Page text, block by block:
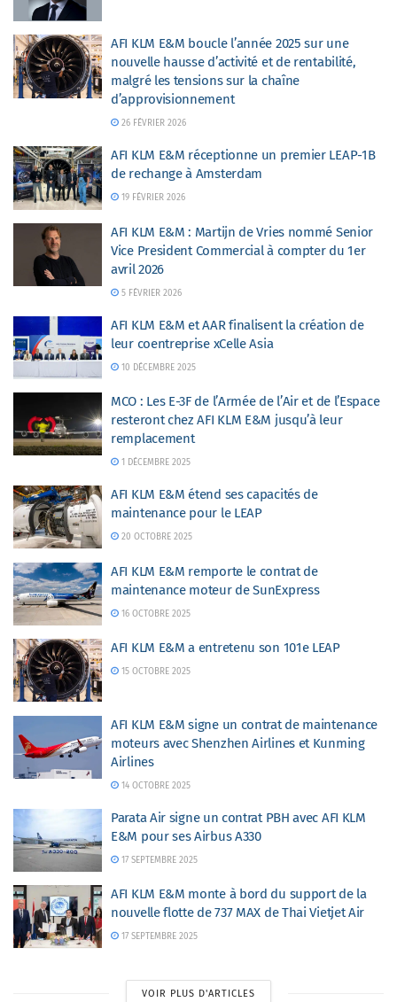
AFI KLM E&M boucle l’année 2025 sur une
nouvelle hausse d’activité et de rentabilité,
malgré les tensions sur la chaîne
d’approvisionnement
26 FÉVRIER 2026
AFI KLM E&M réceptionne un premier LEAP-1B
de rechange à Amsterdam
19 FÉVRIER 2026
AFI KLM E&M : Martijn de Vries nommé Senior
Vice President Commercial à compter du 1er
avril 2026
5 FÉVRIER 2026
AFI KLM E&M et AAR finalisent la création de
leur coentreprise xCelle Asia
10 DÉCEMBRE 2025
MCO : Les E-3F de l’Armée de l’Air et de l’Espace
resteront chez AFI KLM E&M jusqu’à leur
remplacement
1 DÉCEMBRE 2025
AFI KLM E&M étend ses capacités de
maintenance pour le LEAP
20 OCTOBRE 2025
AFI KLM E&M remporte le contrat de
maintenance moteur de SunExpress
16 OCTOBRE 2025
AFI KLM E&M a entretenu son 101e LEAP
15 OCTOBRE 2025
AFI KLM E&M signe un contrat de maintenance
moteurs avec Shenzhen Airlines et Kunming
Airlines
14 OCTOBRE 2025
Parata Air signe un contrat PBH avec AFI KLM
E&M pour ses Airbus A330
17 SEPTEMBRE 2025
AFI KLM E&M monte à bord du support de la
nouvelle flotte de 737 MAX de Thai Vietjet Air
17 SEPTEMBRE 2025
VOIR PLUS D'ARTICLES